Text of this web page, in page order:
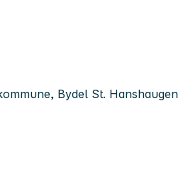
Bydel St. Hanshaugen